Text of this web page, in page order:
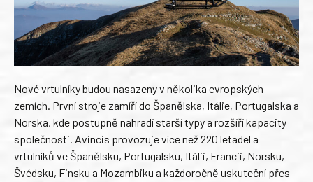
Nové vrtulníky budou nasazeny v několika evropských
zemích. První stroje zamíří do Španělska, Itálie, Portugalska a
Norska, kde postupně nahradí starší typy a rozšíří kapacity
společnosti. Avincis provozuje více než 220 letadel a
vrtulníků ve Španělsku, Portugalsku, Itálii, Francii, Norsku,
Švédsku, Finsku a Mozambiku a každoročně uskuteční přes